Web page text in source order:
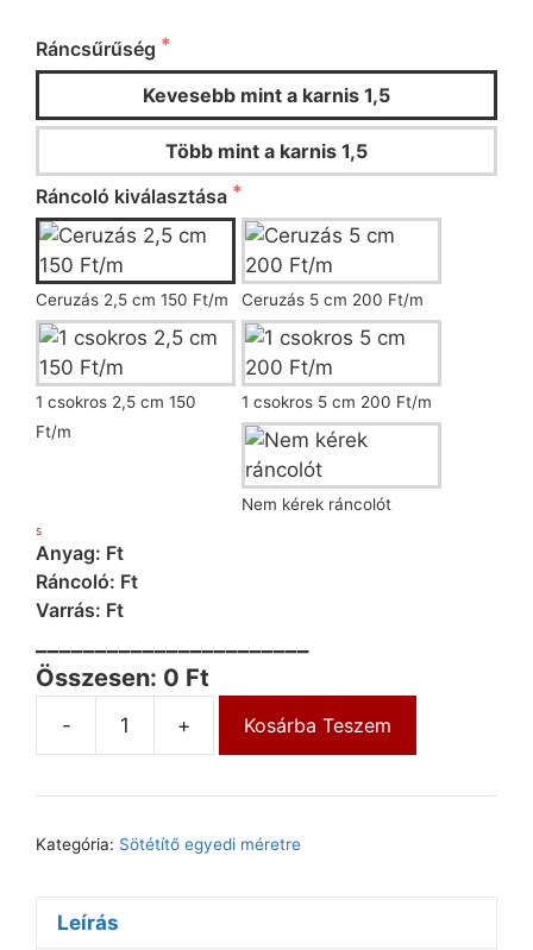
Ráncsűrűség
Kevesebb mint a karnis 1,5
Több mint a karnis 1,5
Ráncoló kiválasztása
Ceruzás 2,5 cm 150 Ft/m Ceruzás 5 cm 200 Ft/m
1 csokros 2,5 cm 150
Ft/m
1 csokros 5 cm 200 Ft/m
Nem kérek ráncolót
S
Anyag: Ft
Ráncoló: Ft
Varrás: Ft
Összesen: 0 Ft
- + Kosárba Teszem
Kategória: Sötétítő egyedi méretre
Leírás